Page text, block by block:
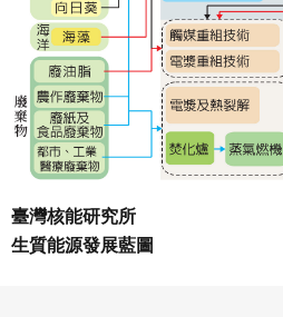
臺灣核能研究所
生質能源發展藍圖